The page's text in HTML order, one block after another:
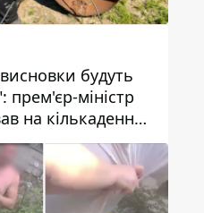
будуть
прем'єр-міністр
на кількаденну
води у Марганці